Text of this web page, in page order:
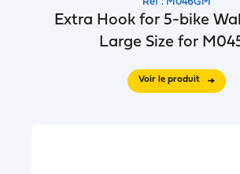
Extra Hook for 5-bike
Large Size for
Voir le produit